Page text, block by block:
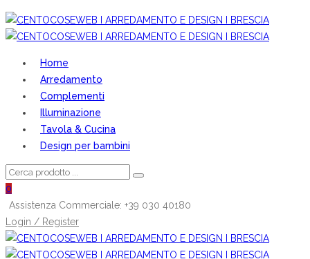
Home
Arredamento
Complementi
Illuminazione
Tavola & Cucina
Design per bambini
0
Assistenza Commerciale: +39 030 40180
Login / Register